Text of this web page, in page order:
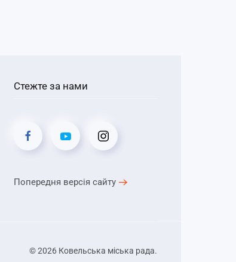
Стежте за нами
Попередня версія сайту
©2026 Ковельська міська рада.